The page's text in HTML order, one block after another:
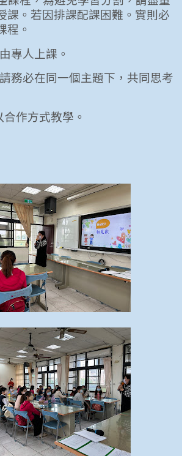
課。若因排課配課困難。實則必
程。
專人上課。
務必在同一個主題下，共同思考
合作方式教學。